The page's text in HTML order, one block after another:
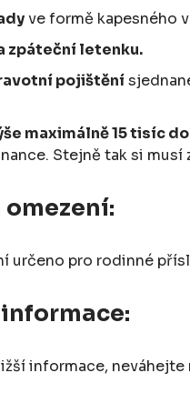
ve formě kapesného
zpáteční letenku.
pojištění
maximálně 15 tisíc
Stejně tak si
určeno pro rodinné
informace, neváhejte